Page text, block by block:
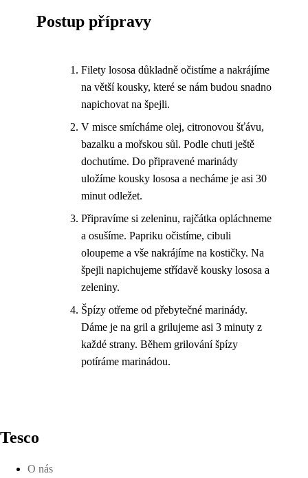
Postup přípravy
Filety lososa důkladně očistíme a nakrájíme
na větší kousky, které se nám budou snadno
napichovat na špejli.
V misce smícháme olej, citronovou šťávu,
bazalku a mořskou sůl. Podle chuti ještě
dochutíme. Do připravené marinády
uložíme kousky lososa a necháme je asi 30
minut odležet.
Připravíme si zeleninu, rajčátka opláchneme
a osušíme. Papriku očistíme, cibuli
oloupeme a vše nakrájíme na kostičky. Na
špejli napichujeme střídavě kousky lososa a
zeleniny.
Špízy otřeme od přebytečné marinády.
Dáme je na gril a grilujeme asi 3 minuty z
každé strany. Během grilování špízy
potíráme marinádou.
Tesco
O nás